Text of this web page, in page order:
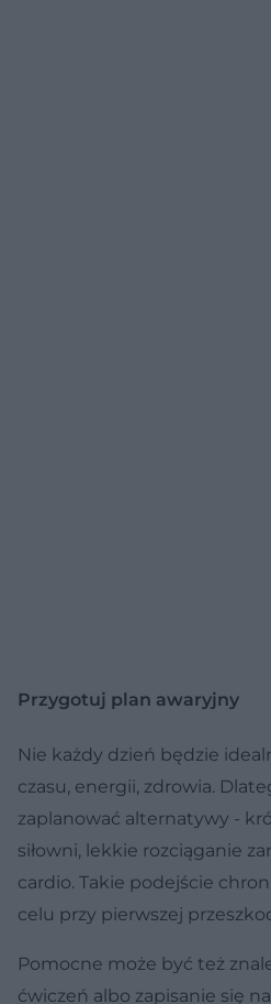
Przygotuj plan awaryjny
Nie każdy dzień będzie
czasu, energii, zdrowia.
zaplanować alternatywy -
siłowni, lekkie rozciąganie
cardio. Takie podejście
celu przy pierwszej
Pomocne może być też
ćwiczeń albo zapisanie się